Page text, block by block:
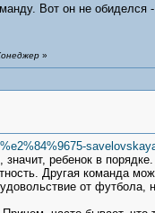
Вот он не обиделся
»
значит, ребенок в
Другая команда
от футбола,